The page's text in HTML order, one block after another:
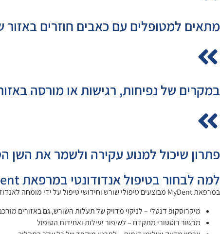
מתאים למטופלים עם כאבים חוזרים
במקרים של נפיחות, רגישות או מורסה
פתרון שיכול למנוע עקירה ולשמר את השן
למה לבחור בטיפול אנדודונטי במרפאת MyDent?
במרפאת MyDent מבוצעים טיפולי שורש וחידושי טיפול על ידי מומחה לאנדודונטיה, תוך שימוש בטכנולוגיה מתקדמת ביותר:
מיקרוסקופ דנטלי – לניקוי מדויק של תעלות השורש, גם באזורים
מכשור רוטטורי מתקדם – לשיפור יעילות ואחידות הטיפול